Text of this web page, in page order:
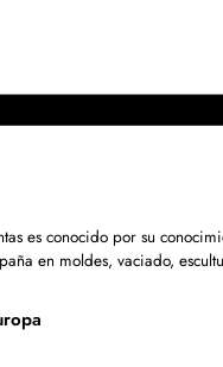
es conocido por su
en moldes, vaciado,